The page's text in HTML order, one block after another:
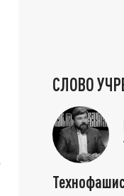
СЛОВО